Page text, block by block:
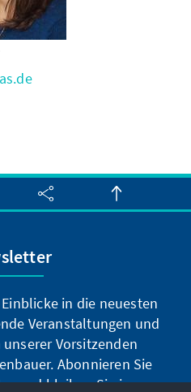
in die neuesten
Veranstaltungen und
Vorsitzenden
Abonnieren Sie
und bleiben Sie immer